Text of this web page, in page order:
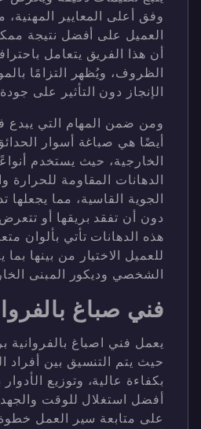
وفق أعلى المعايير
العميل على أفضل نتيجة
أن هذا الفريق يتعامل
الظروف، ويُظهر التزامًا
الإنجاز دون التأثير على
ومن ضمن المهام التي يبدع
أيضًا هي صباغة أسوار
الخارجية، حيث يستخدم
الدهانات المقاومة للحرارة
الجوية القاسية، مما يجعلها
دون أن تفقد بريقها أو
هذه الدهانات تأتي بألوان
للعميل الاختيار من بينها
الشخصي وديكور المبنى
فني صباغ
يعمل فني اصباغ بالفروانية
حيث يتم التنسيق بين أفراد
بكفاءة عالية، وتوزيع
أفضل استغلال للوقت
على متابعة سير العمل